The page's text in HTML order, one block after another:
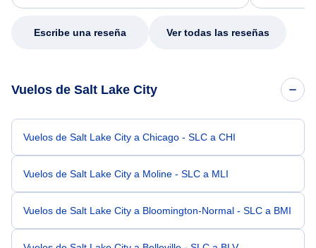
my issue.
Escribe una reseña Ver todas las reseñas
Vuelos de Salt Lake City
Vuelos de Salt Lake City a Chicago - SLC a CHI
Vuelos de Salt Lake City a Moline - SLC a MLI
Vuelos de Salt Lake City a Bloomington-Normal - SLC a BMI